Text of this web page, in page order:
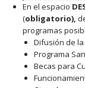
En el espacio
(obligatorio),
programas
Difusión de
Programa
Becas para